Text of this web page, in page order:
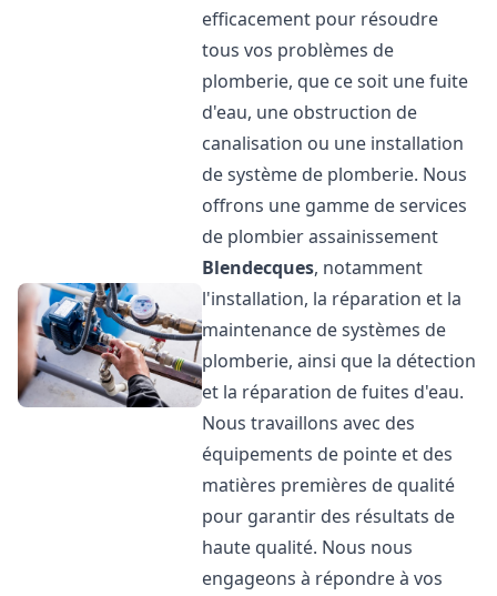
efficacement pour résoudre
tous vos problèmes de
plomberie, que ce soit une fuite
d'eau, une obstruction de
canalisation ou une installation
de système de plomberie. Nous
offrons une gamme de services
de plombier assainissement
Blendecques, notamment
l'installation, la réparation et la
maintenance de systèmes de
plomberie, ainsi que la détection
et la réparation de fuites d'eau.
Nous travaillons avec des
équipements de pointe et des
matières premières de qualité
pour garantir des résultats de
haute qualité. Nous nous
engageons à répondre à vos